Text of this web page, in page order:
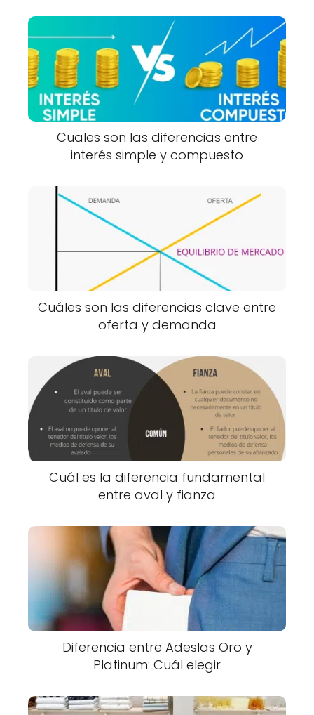
Cuales son las diferencias entre
interés simple y compuesto
Cuáles son las diferencias clave entre
oferta y demanda
Cuál es la diferencia fundamental
entre aval y fianza
Diferencia entre Adeslas Oro y
Platinum: Cuál elegir